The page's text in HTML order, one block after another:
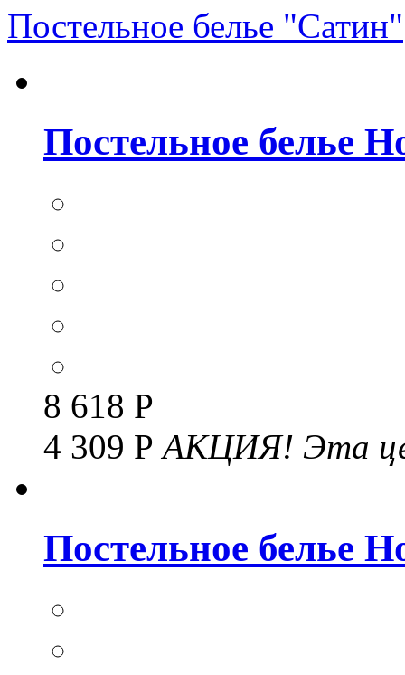
Постельное белье "Сатин"
Постельное белье
8 618 Р
4 309 РАКЦИЯ! Эта
Постельное белье